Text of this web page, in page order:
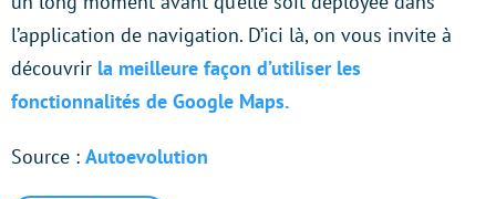
l’application de navigation. D’ici là, on vous invite à
découvrir la meilleure façon d’utiliser les
fonctionnalités de Google Maps.
Source : Autoevolution